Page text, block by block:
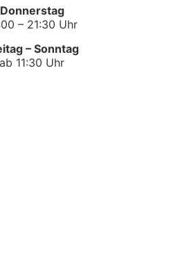
Donnerstag
– 21:30 Uhr
– Sonntag
ab 11:30 Uhr